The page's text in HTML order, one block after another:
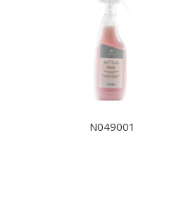
N049001